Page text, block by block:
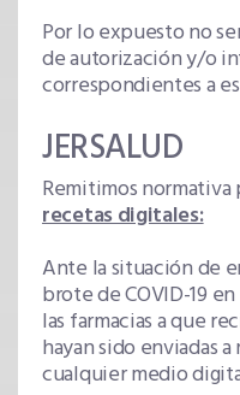
Por lo expuesto no
de autorización y/o
correspondientes a
JERSALUD
Remitimos normativa
recetas digitales:
Ante la situación de
brote de COVID-19
las farmacias a que
hayan sido enviadas
cualquier medio